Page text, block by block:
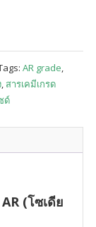
AR grade,
, สารเคมีเกรด
ด์
(โซเดีย